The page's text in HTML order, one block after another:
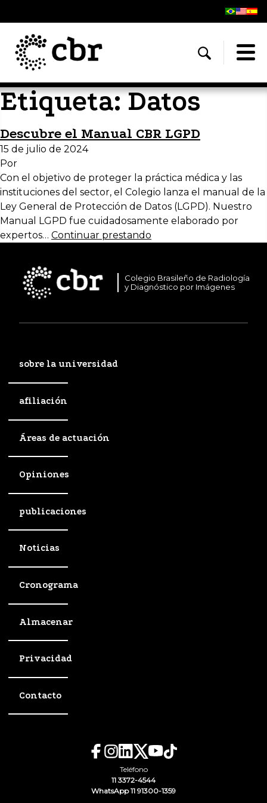
Etiqueta:Datos
Descubre el Manual CBR LGPD
15 de julio de 2024
Por
Con el objetivo de proteger la práctica médica y las
instituciones del sector, el Colegio lanza el manual de la
Ley General de Protección de Datos (LGPD). Nuestro
Manual LGPD fue cuidadosamente elaborado por
expertos… Continuar prestando
Colegio Brasileño de Radiología
y Diagnóstico por Imágenes
sobre la universidad
afiliación
Áreas de actuación
Opiniones
publicaciones
Noticias
Cronograma
Almacenar
Privacidad
Contacto
Teléfono
11 3372-4544
WhatsApp 11 91300-1359